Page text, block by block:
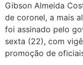
Gibson Almeida
de coronel, a mais
foi assinado pelo
sexta (22), com
promoção de